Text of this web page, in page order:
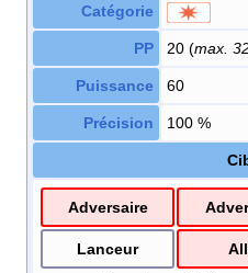
Catégorie
PP 20 (max.
Puissance 60
Précision 100 %
Adversaire
Lanceur